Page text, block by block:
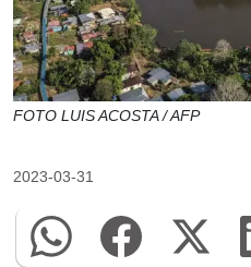
FOTO LUIS ACOSTA / AFP
2023-03-31